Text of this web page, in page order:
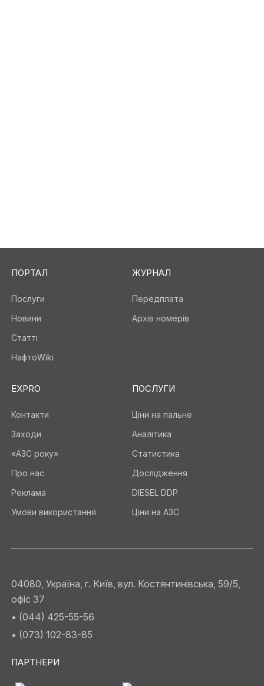
ПОРТАЛ
Послуги
Новини
Статті
НафтоWiki
ЖУРНАЛ
Передплата
Архів номерів
EXPRO
Контакти
Заходи
«АЗС року»
Про нас
Реклама
Умови використання
ПОСЛУГИ
Ціни на пальне
Аналітика
Статистика
Дослідження
DIESEL DDP
Ціни на АЗС
04080, Україна, г. Київ, вул. Костянтинівська, 59/5,
офіс 37
• (044) 425-55-56
• (073) 102-83-85
ПАРТНЕРИ